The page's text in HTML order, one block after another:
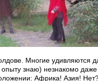
Многие удивляются
знаю) незнакомо даже
Африка! Азия!